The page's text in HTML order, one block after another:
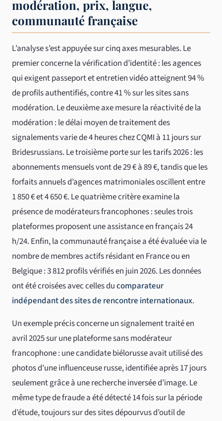
modération, prix, langue,
communauté française
L’analyse s’est appuyée sur cinq axes mesurables. Le
premier concerne la vérification d’identité : les agences
qui exigent passeport et entretien vidéo atteignent 94 %
de profils authentifiés, contre 41 % sur les sites sans
modération. Le deuxième axe mesure la réactivité de la
modération : le délai moyen de traitement des
signalements varie de 4 heures chez CQMI à 11 jours sur
Bridesrussians. Le troisième porte sur les tarifs 2026 : les
abonnements mensuels vont de 29 € à 89 €, tandis que les
forfaits annuels d’agences matrimoniales oscillent entre
1 850 € et 4 650 €. Le quatrième critère examine la
présence de modérateurs francophones : seules trois
plateformes proposent une assistance en français 24
h/24. Enfin, la communauté française a été évaluée via le
nombre de membres actifs résidant en France ou en
Belgique : 3 812 profils vérifiés en juin 2026. Les données
ont été croisées avec celles ducomparateur
indépendant des sites de rencontre internationaux.
Un exemple précis concerne un signalement traité en
avril 2025 sur une plateforme sans modérateur
francophone : une candidate biélorusse avait utilisé des
photos d’une influenceuse russe, identifiée après 17 jours
seulement grâce à une recherche inversée d’image. Le
même type de fraude a été détecté 14 fois sur la période
d’étude, toujours sur des sites dépourvus d’outil de